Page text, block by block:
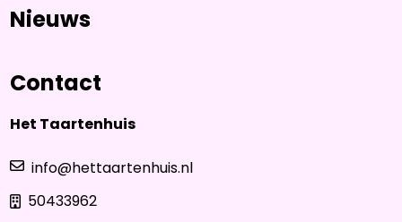
Nieuws
Contact
Het Taartenhuis
info@hettaartenhuis.nl
50433962